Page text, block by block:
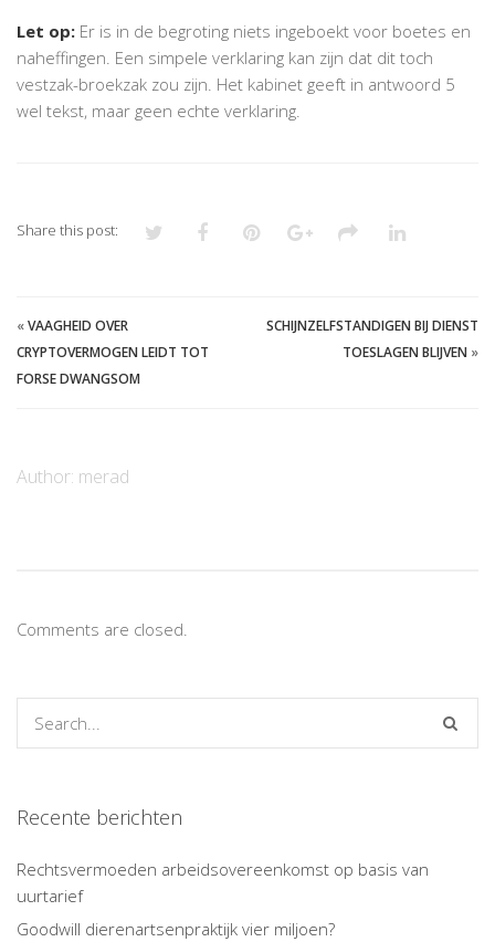
Let op: Er is in de begroting niets ingeboekt voor boetes en
naheffingen. Een simpele verklaring kan zijn dat dit toch
vestzak-broekzak zou zijn. Het kabinet geeft in antwoord 5
wel tekst, maar geen echte verklaring.
Share this post:
«VAAGHEID OVER
CRYPTOVERMOGEN LEIDT TOT
FORSE DWANGSOM
SCHIJNZELFSTANDIGEN BIJ DIENST
TOESLAGEN BLIJVEN »
Author: merad
Comments are closed.
Recente berichten
Rechtsvermoeden arbeidsovereenkomst op basis van
uurtarief
Goodwill dierenartsenpraktijk vier miljoen?